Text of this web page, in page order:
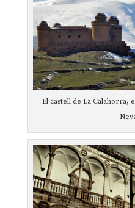
El castell de La Calahorra,